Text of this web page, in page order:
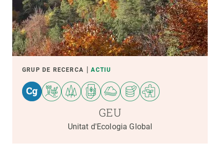
GRUP DE RECERCA ACTIU
GEU
Unitat d'Ecologia Global